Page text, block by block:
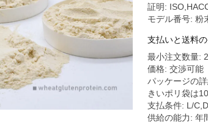
証明:
モデル番号: 粉
支払いと送料
最小注文数量:
価格: 交渉可能
パッケージの
きいポリ袋は
支払条件: L/
供給の能力: 年